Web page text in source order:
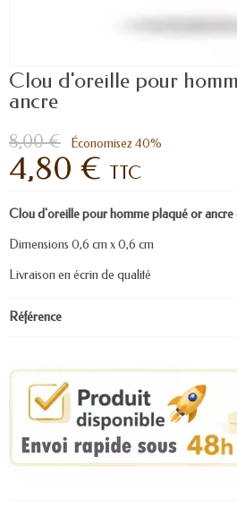
Clou d'oreille pour
ancre
8,00 € Économisez 40%
4,80 € TTC
Clou d'oreille pour homme plaqué or ancre
Dimensions 0,6 cm x 0,6 cm
Livraison en écrin de qualité
Référence